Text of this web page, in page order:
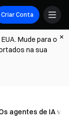
Criar Conta
Mude para o
na sua
agentes de IA